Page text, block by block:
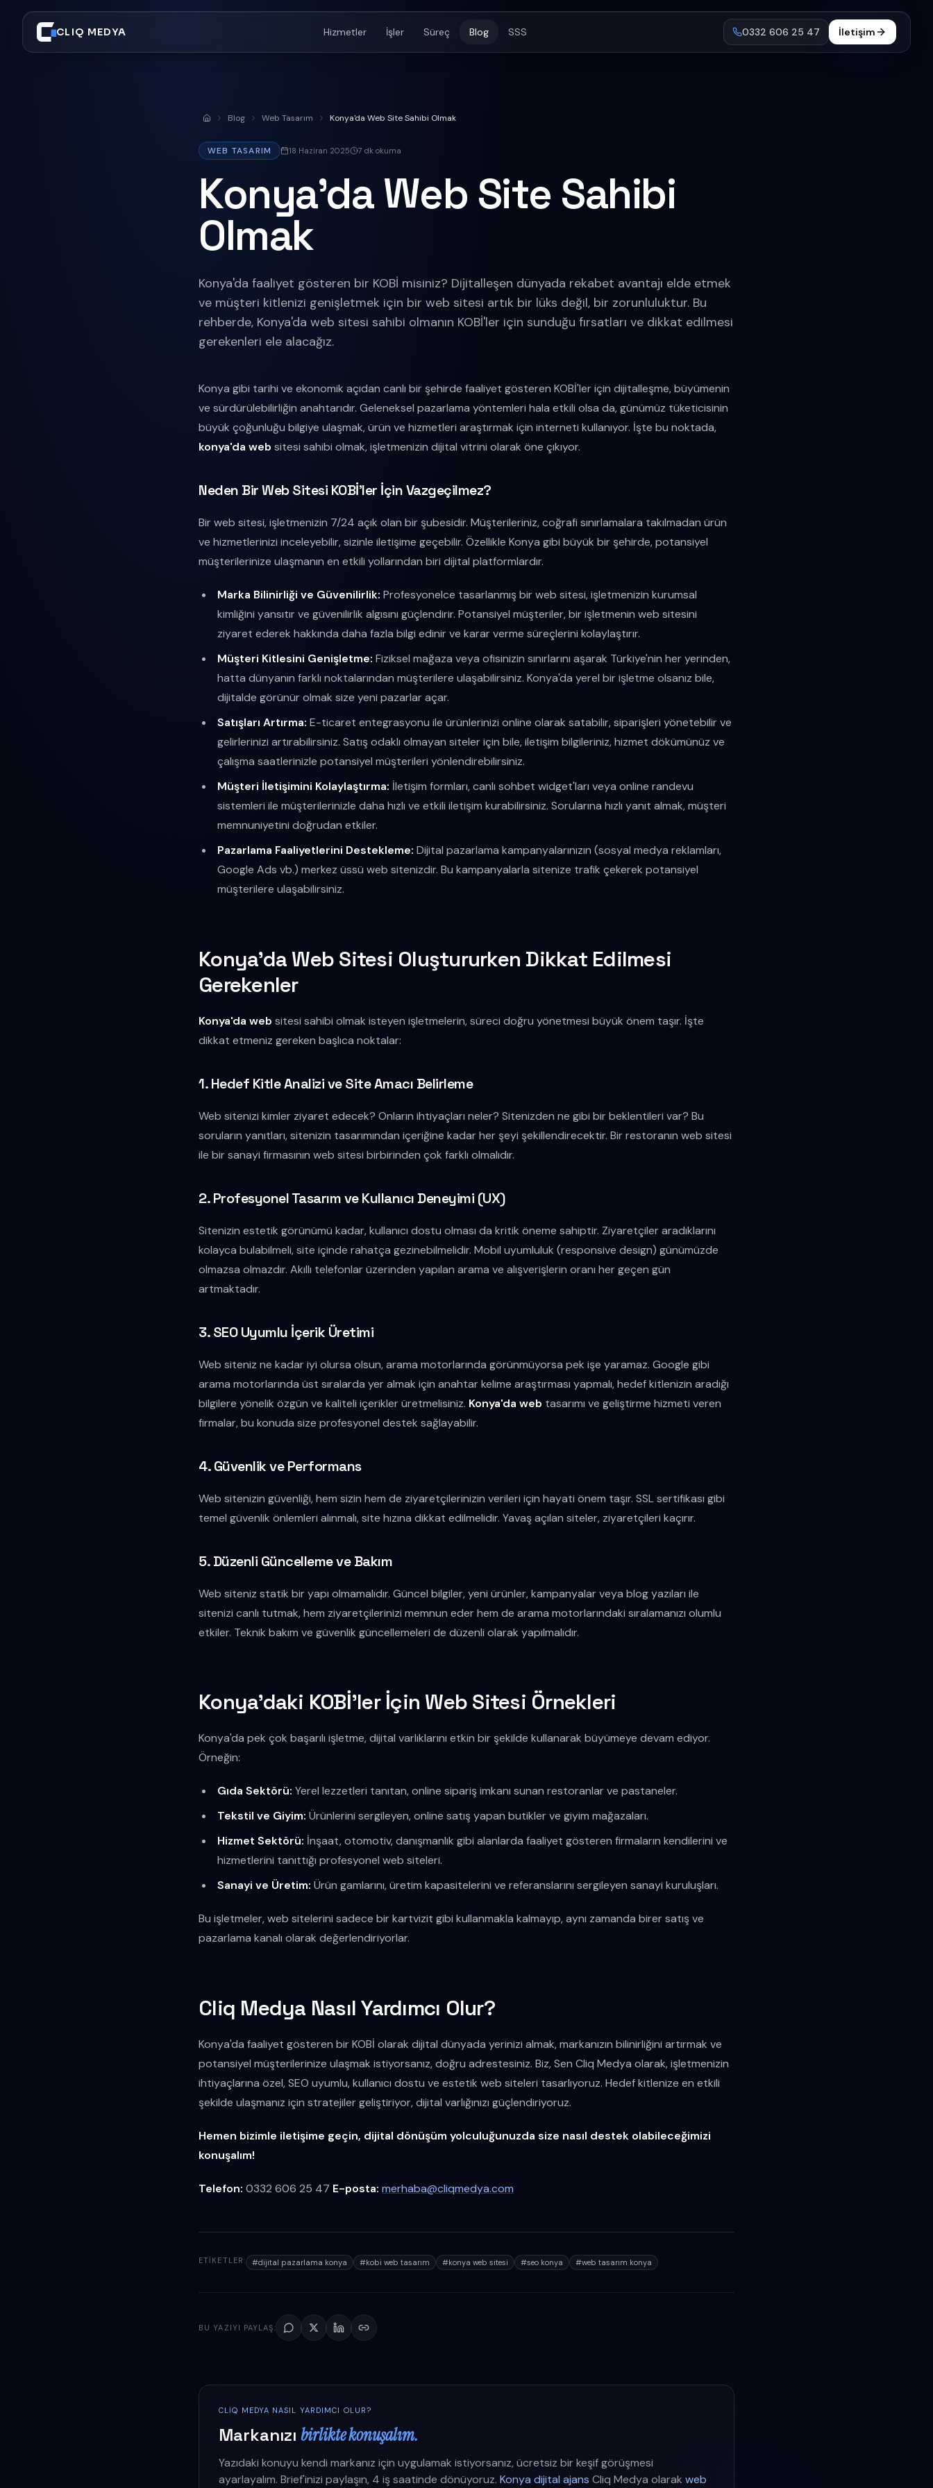
CLIQ MEDYA Hizmetler İşler Süreç Blog SSS 0332 606 25 47 İletişim
Anasayfa
Blog Web Tasarım Konya'da Web Site Sahibi Olmak
WEB TASARIM 18 Haziran 2025 7 dk okuma
Konya'da Web Site Sahibi
Olmak
Konya'da faaliyet gösteren bir KOBİ misiniz? Dijitalleşen dünyada rekabet avantajı elde etmek
ve müşteri kitlenizi genişletmek için bir web sitesi artık bir lüks değil, bir zorunluluktur. Bu
rehberde, Konya'da web sitesi sahibi olmanın KOBİ'ler için sunduğu fırsatları ve dikkat edilmesi
gerekenleri ele alacağız.
Konya gibi tarihi ve ekonomik açıdan canlı bir şehirde faaliyet gösteren KOBİ'ler için dijitalleşme, büyümenin
ve sürdürülebilirliğin anahtarıdır. Geleneksel pazarlama yöntemleri hala etkili olsa da, günümüz tüketicisinin
büyük çoğunluğu bilgiye ulaşmak, ürün ve hizmetleri araştırmak için interneti kullanıyor. İşte bu noktada,
konya'da web sitesi sahibi olmak, işletmenizin dijital vitrini olarak öne çıkıyor.
Neden Bir Web Sitesi KOBİ'ler İçin Vazgeçilmez?
Bir web sitesi, işletmenizin 7/24 açık olan bir şubesidir. Müşterileriniz, coğrafi sınırlamalara takılmadan ürün
ve hizmetlerinizi inceleyebilir, sizinle iletişime geçebilir. Özellikle Konya gibi büyük bir şehirde, potansiyel
müşterilerinize ulaşmanın en etkili yollarından biri dijital platformlardır.
Marka Bilinirliği ve Güvenilirlik: Profesyonelce tasarlanmış bir web sitesi, işletmenizin kurumsal
kimliğini yansıtır ve güvenilirlik algısını güçlendirir. Potansiyel müşteriler, bir işletmenin web sitesini
ziyaret ederek hakkında daha fazla bilgi edinir ve karar verme süreçlerini kolaylaştırır.
Müşteri Kitlesini Genişletme: Fiziksel mağaza veya ofisinizin sınırlarını aşarak Türkiye'nin her yerinden,
hatta dünyanın farklı noktalarından müşterilere ulaşabilirsiniz. Konya'da yerel bir işletme olsanız bile,
dijitalde görünür olmak size yeni pazarlar açar.
Satışları Artırma: E-ticaret entegrasyonu ile ürünlerinizi online olarak satabilir, siparişleri yönetebilir ve
gelirlerinizi artırabilirsiniz. Satış odaklı olmayan siteler için bile, iletişim bilgileriniz, hizmet dökümünüz ve
çalışma saatlerinizle potansiyel müşterileri yönlendirebilirsiniz.
Müşteri İletişimini Kolaylaştırma: İletişim formları, canlı sohbet widget'ları veya online randevu
sistemleri ile müşterilerinizle daha hızlı ve etkili iletişim kurabilirsiniz. Sorularına hızlı yanıt almak, müşteri
memnuniyetini doğrudan etkiler.
Pazarlama Faaliyetlerini Destekleme: Dijital pazarlama kampanyalarınızın (sosyal medya reklamları,
Google Ads vb.) merkez üssü web sitenizdir. Bu kampanyalarla sitenize trafik çekerek potansiyel
müşterilere ulaşabilirsiniz.
Konya'da Web Sitesi Oluştururken Dikkat Edilmesi
Gerekenler
Konya'da web sitesi sahibi olmak isteyen işletmelerin, süreci doğru yönetmesi büyük önem taşır. İşte
dikkat etmeniz gereken başlıca noktalar:
1. Hedef Kitle Analizi ve Site Amacı Belirleme
Web sitenizi kimler ziyaret edecek? Onların ihtiyaçları neler? Sitenizden ne gibi bir beklentileri var? Bu
soruların yanıtları, sitenizin tasarımından içeriğine kadar her şeyi şekillendirecektir. Bir restoranın web sitesi
ile bir sanayi firmasının web sitesi birbirinden çok farklı olmalıdır.
2. Profesyonel Tasarım ve Kullanıcı Deneyimi (UX)
Sitenizin estetik görünümü kadar, kullanıcı dostu olması da kritik öneme sahiptir. Ziyaretçiler aradıklarını
kolayca bulabilmeli, site içinde rahatça gezinebilmelidir. Mobil uyumluluk (responsive design) günümüzde
olmazsa olmazdır. Akıllı telefonlar üzerinden yapılan arama ve alışverişlerin oranı her geçen gün
artmaktadır.
3. SEO Uyumlu İçerik Üretimi
Web siteniz ne kadar iyi olursa olsun, arama motorlarında görünmüyorsa pek işe yaramaz. Google gibi
arama motorlarında üst sıralarda yer almak için anahtar kelime araştırması yapmalı, hedef kitlenizin aradığı
bilgilere yönelik özgün ve kaliteli içerikler üretmelisiniz. Konya'da web tasarımı ve geliştirme hizmeti veren
firmalar, bu konuda size profesyonel destek sağlayabilir.
4. Güvenlik ve Performans
Web sitenizin güvenliği, hem sizin hem de ziyaretçilerinizin verileri için hayati önem taşır. SSL sertifikası gibi
temel güvenlik önlemleri alınmalı, site hızına dikkat edilmelidir. Yavaş açılan siteler, ziyaretçileri kaçırır.
5. Düzenli Güncelleme ve Bakım
Web siteniz statik bir yapı olmamalıdır. Güncel bilgiler, yeni ürünler, kampanyalar veya blog yazıları ile
sitenizi canlı tutmak, hem ziyaretçilerinizi memnun eder hem de arama motorlarındaki sıralamanızı olumlu
etkiler. Teknik bakım ve güvenlik güncellemeleri de düzenli olarak yapılmalıdır.
Konya'daki KOBİ'ler İçin Web Sitesi Örnekleri
Konya'da pek çok başarılı işletme, dijital varlıklarını etkin bir şekilde kullanarak büyümeye devam ediyor.
Örneğin:
Gıda Sektörü: Yerel lezzetleri tanıtan, online sipariş imkanı sunan restoranlar ve pastaneler.
Tekstil ve Giyim: Ürünlerini sergileyen, online satış yapan butikler ve giyim mağazaları.
Hizmet Sektörü: İnşaat, otomotiv, danışmanlık gibi alanlarda faaliyet gösteren firmaların kendilerini ve
hizmetlerini tanıttığı profesyonel web siteleri.
Sanayi ve Üretim: Ürün gamlarını, üretim kapasitelerini ve referanslarını sergileyen sanayi kuruluşları.
Bu işletmeler, web sitelerini sadece bir kartvizit gibi kullanmakla kalmayıp, aynı zamanda birer satış ve
pazarlama kanalı olarak değerlendiriyorlar.
Cliq Medya Nasıl Yardımcı Olur?
Konya'da faaliyet gösteren bir KOBİ olarak dijital dünyada yerinizi almak, markanızın bilinirliğini artırmak ve
potansiyel müşterilerinize ulaşmak istiyorsanız, doğru adrestesiniz. Biz, Sen Cliq Medya olarak, işletmenizin
ihtiyaçlarına özel, SEO uyumlu, kullanıcı dostu ve estetik web siteleri tasarlıyoruz. Hedef kitlenize en etkili
şekilde ulaşmanız için stratejiler geliştiriyor, dijital varlığınızı güçlendiriyoruz.
Hemen bizimle iletişime geçin, dijital dönüşüm yolculuğunuzda size nasıl destek olabileceğimizi
konuşalım!
Telefon: 0332 606 25 47 E-posta: merhaba@cliqmedya.com
ETIKETLER: #dijital pazarlama konya #kobi web tasarım #konya web sitesi #seo konya #web tasarım konya
BU YAZIYI PAYLAŞ:
CLIQ MEDYA NASIL YARDIMCI OLUR?
Markanızı birlikte konuşalım.
Yazıdaki konuyu kendi markanız için uygulamak istiyorsanız, ücretsiz bir keşif görüşmesi
ayarlayalım. Brief'inizi paylaşın, 4 iş saatinde dönüyoruz. Konya dijital ajans Cliq Medya olarak web